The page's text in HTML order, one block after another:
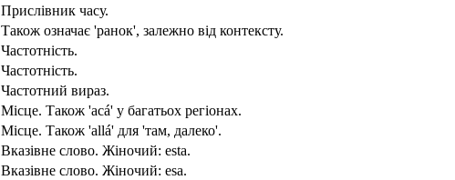
Прислівник часу.
Також означає 'ранок', залежно від контексту.
Частотність.
Частотність.
Частотний вираз.
Місце. Також 'acá' у багатьох регіонах.
Місце. Також 'allá' для 'там, далеко'.
Вказівне слово. Жіночий: esta.
Вказівне слово. Жіночий: esa.